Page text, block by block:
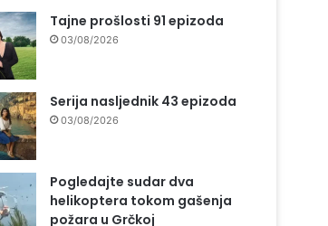
Tajne prošlosti 91 epizoda
03/08/2026
Serija nasljednik 43 epizoda
03/08/2026
Pogledajte sudar dva
helikoptera tokom gašenja
požara u Grčkoj